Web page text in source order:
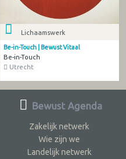
Lichaamswerk
Be-in-Touch | Bewust Vitaal
Be-in-Touch
Utrecht
Bewust Agenda
Zakelijk netwerk
Wie zijn we
Landelijk netwerk